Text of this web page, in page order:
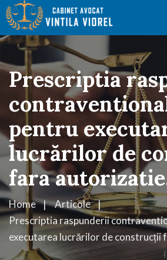
Prescriptia
pentru
lucrărilor de
fara
Home
Articole
Prescriptia raspunderii
executarea lucrărilor de construcții